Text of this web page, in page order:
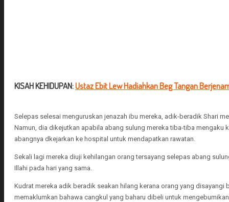
KISAH KEHIDUPAN:Ustaz Ebit Lew Hadiahkan Beg Tangan
Selepas selesai menguruskan jenazah ibu mereka, adik-beradik Shari
Namun, dia dikejutkan apabila abang sulung mereka tiba-tiba
abangnya dkejarkan ke hospital untuk mendapatkan rawatan.
Sekali lagi mereka diuji kehilangan orang tersayang selepas abang
Illahi pada hari yang sama.
Kudrat mereka adik beradik seakan hilang kerana orang yang
memaklumkan bahawa cangkul yang baharu dibeli untuk